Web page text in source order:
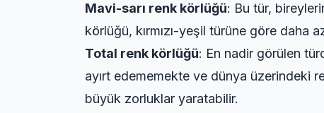
Mavi-sarı renk körlüğü: Bu tür,
körlüğü, kırmızı-yeşil türüne göre daha
Total renk körlüğü: En nadir görülen
ayırt edememekte ve dünya üzerindeki
büyük zorluklar yaratabilir.